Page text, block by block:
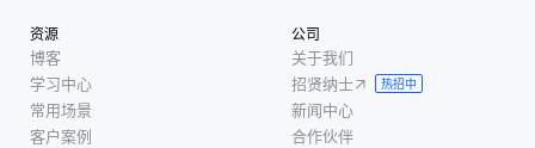
资源
博客
学习中心
常用场景
客户案例
公司
关于我们
招贤纳士
热招中
新闻中心
合作伙伴